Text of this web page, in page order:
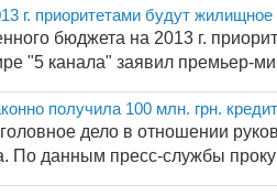
г. приоритетами будут жилищное
бюджета на 2013 г.
"5 канала" заявил премьер-
получила 100 млн. грн.
дело в отношении
По данным пресс-службы